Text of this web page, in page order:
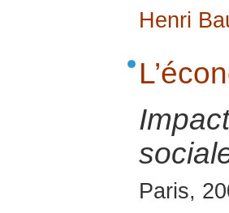
Henri
Paris,